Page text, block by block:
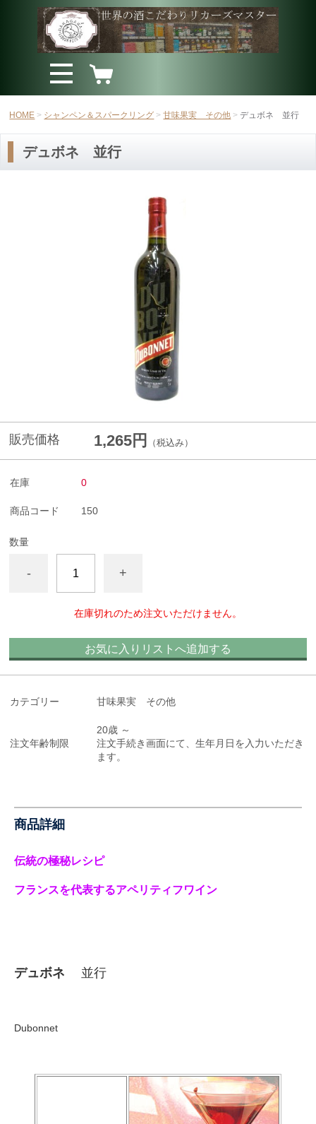
HOME シャンペン＆スパークリング 甘味果実 その他 デュボネ 並行
デュボネ 並行
販売価格 1,265円 （税込み）
在庫 0
商品コード 150
数量
- +
在庫切れのため注文いただけません。
お気に入りリストへ追加する
カテゴリー 甘味果実 その他
注文年齢制限
20歳 ～
注文手続き画面にて、生年月日を入力いただき
ます。
商品詳細
伝統の極秘レシピ
フランスを代表するアペリティフワイン
デュボネ 並行
Dubonnet